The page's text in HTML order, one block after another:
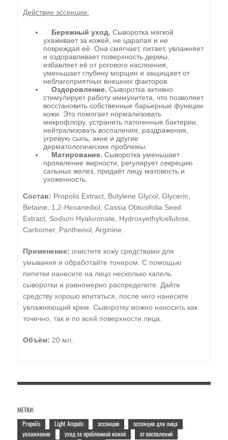
Действие эссенции:
Бережный уход. Сыворотка мягкой
ухаживает за кожей, не царапая и не
повреждая её. Она смягчает, питает, увлажняет
и оздоравливает поверхность дермы,
избавляет её от рогового наслоения,
уменьшает глубину морщин и защищает от
неблагоприятных внешних факторов.
Оздоровление. Сыворотка активно
стимулирует работу иммунитета, что позволяет
восстановить собственные барьерные функции
кожи. Это помогает нормализовать
микрофлору, устранить патогенные бактерии,
нейтрализовать воспаления, раздражения,
угревую сыпь, акне и другие
дерматологические проблемы.
Матирование. Сыворотка уменьшает
проявление жирности, регулирует секрецию
сальных желез, придаёт лицу матовость и
ухоженность.
Состав: Propolis Extract, Butylene Glycol, Glycerin,
Betaine, 1,2-Hexanediol, Cassia Obtusifolia Seed
Extract, Sodium Hyaluronate, Hydroxyethylcellulose,
Carbomer, Panthenol, Arginine.
Применение: очистите кожу средствами для
умывания и обработайте тонером. С помощью
пипетки нанесите на лицо несколько капель
сыворотки и равномерно распределите. Дайте
средству хорошо впитаться, после чего нанесите
увлажняющий крем. Сыворотку можно наносить как
точечно, так и по всей поверхности лица.
Объём: 20 мл.
МЕТКИ:
Propolis
Light Ampule эссенция эссенция для лица
увлажнение уход за проблемной кожей от воспалений